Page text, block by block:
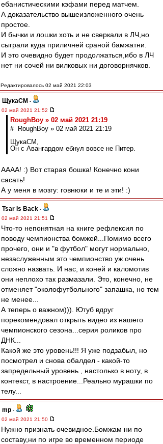
ебанистическими кэфами перед матчем.
А доказательство вышеизложенного очень
простое.
И бычки и лошки хоть и не сверкали в ЛЧ,но
сыграли куда приличней сраной бамжатни.
И это очевидно будет продолжаться,ибо в ЛЧ
нет ни сочей ни вилковых ни договорнячков.
Редактировалось 02 май 2021 22:03
ЩукаСМ -
02 май 2021 21:52
RoughBoy » 02 май 2021 21:19
# RoughBoy » 02 май 2021 21:19
ЩукаСМ,
Он с Авангардом ебнул вовсе не Питер.
АААА! :) Вот старая бошка! Конечно кони
сасать!
А у меня в мозгу: говнюки и те и эти! :)
Tsar Is Back -
02 май 2021 21:51
Что-то непонятная на книге рефлексия по
поводу чемпионства бомжей...Помимо всего
прочего, они и "в футбол" могут нормально,
незаслуженным это чемпионство уж очень
сложно назвать. И нас, и коней и каломотив
они неплохо так размазали. Это, конечно, не
отменяет "околофутбольного" запашка, но тем
не менее...
А теперь о важном))). Ютуб вдруг
порекомендовал открыть видео из нашего
чемпионского сезона...серия роликов про
ДНК...
Какой же это уровень!!! Я уже подзабыл, но
посмотрел и снова обалдел - какой-то
запредельный уровень , настолько в ноту, в
контекст, в настроение...Реально мурашки по
телу...
mp -
02 май 2021 21:50
Нужно признать очевидное.Бомжам ни по
составу,ни по игре во временном периоде